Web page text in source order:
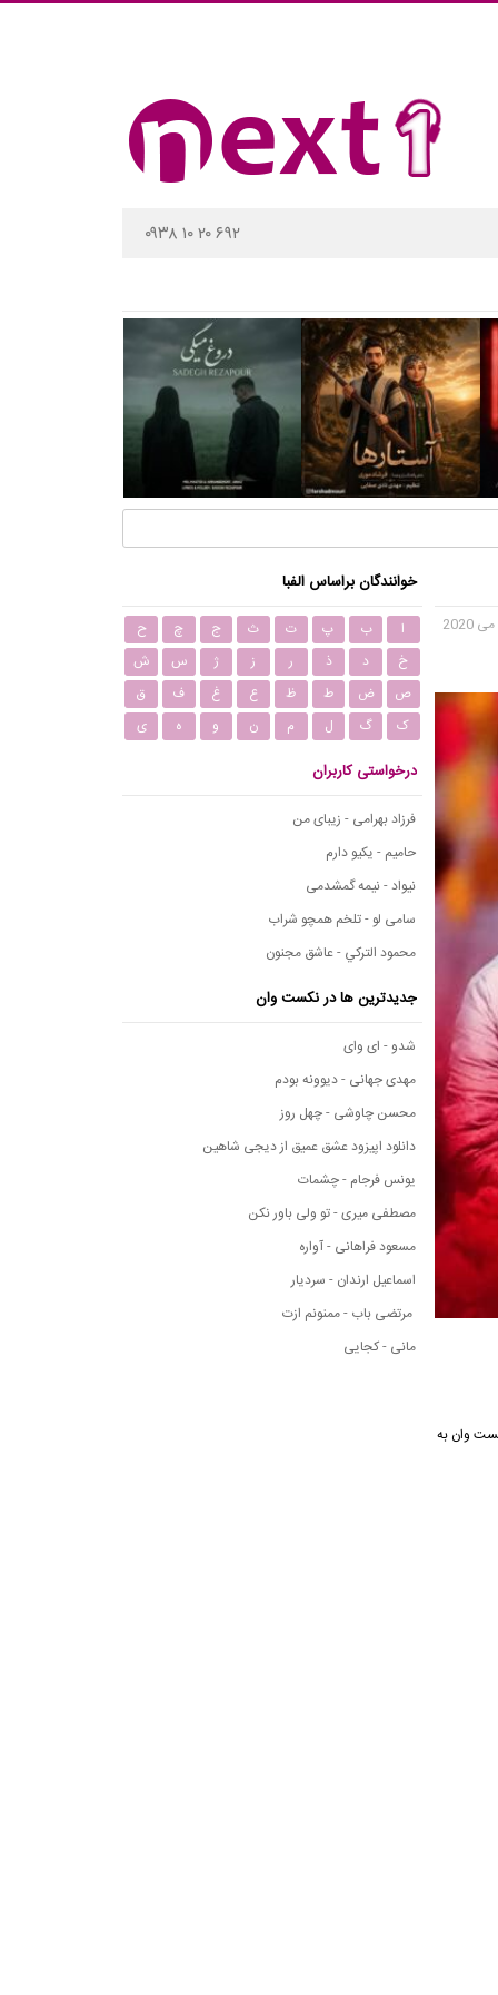
۰۹۳۸ ۱۰ ۲۰ ۶۹۲
نکست وان به
خوانندگان براساس الفبا
ا ب پ ت ث ج چ
ح
خ
د ذ ر ز ژ س
ش
ص
ض ط ظ ع غ ف
ق
ک
گ ل م ن و ه ی
درخواستی کاربران
فرزاد بهرامی - زیبای من
حامیم - یکیو دارم
نیواد - نیمه گمشدمی
سامی لو - تلخم همچو شراب
محمود التركي - عاشق مجنون
جدیدترین ها در نکست وان
شدو - ای وای
مهدی جهانی - دیوونه بودم
محسن چاوشی - چهل روز
دانلود اپیزود عشق عمیق از دیجی شاهین
یونس فرجام - چشمات
مصطفی میری - تو ولی باور نکن
مسعود فراهانی - آواره
اسماعیل ارندان - سردیار
مرتضی باب - ممنونم ازت
مانی - کجایی